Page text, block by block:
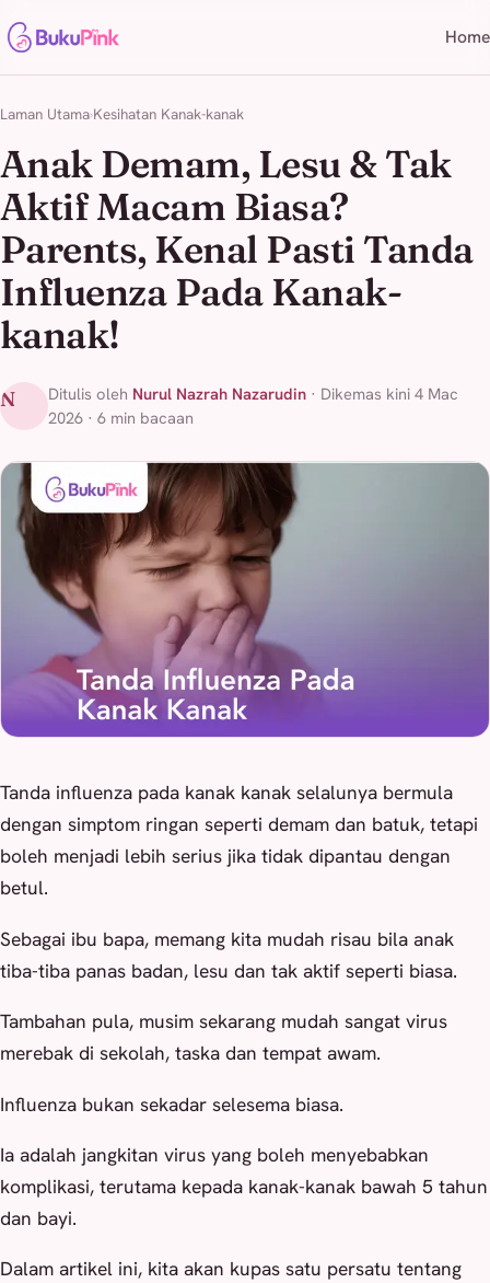
Home
Laman Utama Kesihatan Kanak-kanak
Anak Demam, Lesu & Tak
Aktif Macam Biasa?
Parents, Kenal Pasti Tanda
Influenza Pada Kanak-
kanak!
N Ditulis oleh Nurul Nazrah Nazarudin · Dikemas kini 4 Mac
2026 · 6 min bacaan
Tanda influenza pada kanak kanak selalunya bermula
dengan simptom ringan seperti demam dan batuk, tetapi
boleh menjadi lebih serius jika tidak dipantau dengan
betul.
Sebagai ibu bapa, memang kita mudah risau bila anak
tiba-tiba panas badan, lesu dan tak aktif seperti biasa.
Tambahan pula, musim sekarang mudah sangat virus
merebak di sekolah, taska dan tempat awam.
Influenza bukan sekadar selesema biasa.
Ia adalah jangkitan virus yang boleh menyebabkan
komplikasi, terutama kepada kanak-kanak bawah 5 tahun
dan bayi.
Dalam artikel ini, kita akan kupas satu persatu tentang